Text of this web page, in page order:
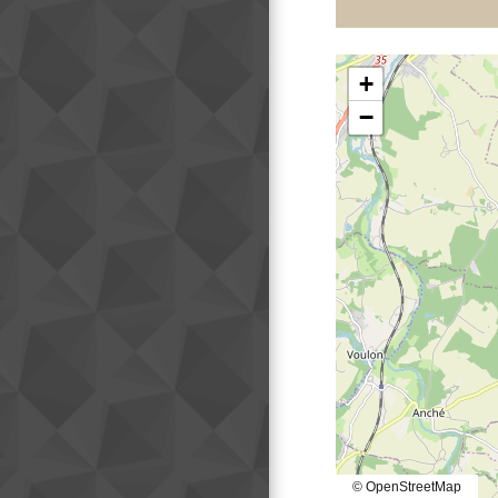
+
−
© OpenStreetMap